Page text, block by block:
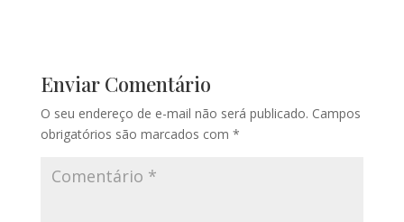
Enviar Comentário
O seu endereço de e-mail não será publicado. Campos
obrigatórios são marcados com *